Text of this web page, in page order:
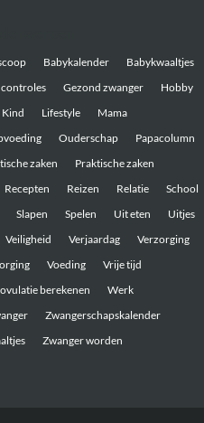
Babykalender
Babykwaaltjes
controles
Gezond zwanger
Hobby
Kind Lifestyle
Mama
Ouderschap
Papacolumn
zaken
Praktische zaken
Recepten Reizen Relatie
School
Slapen Spelen Uit eten
Uitjes
Veiligheid Verjaardag
Verzorging
Voeding
Vrije tijd
berekenen
Werk
Zwangerschapskalender
Zwanger worden